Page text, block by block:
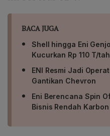
BACA JUGA
Shell hingga Eni
Kucurkan Rp 110 T/
ENI Resmi Jadi
Gantikan Chevron
Eni Berencana Spin
Bisnis Rendah Karbon